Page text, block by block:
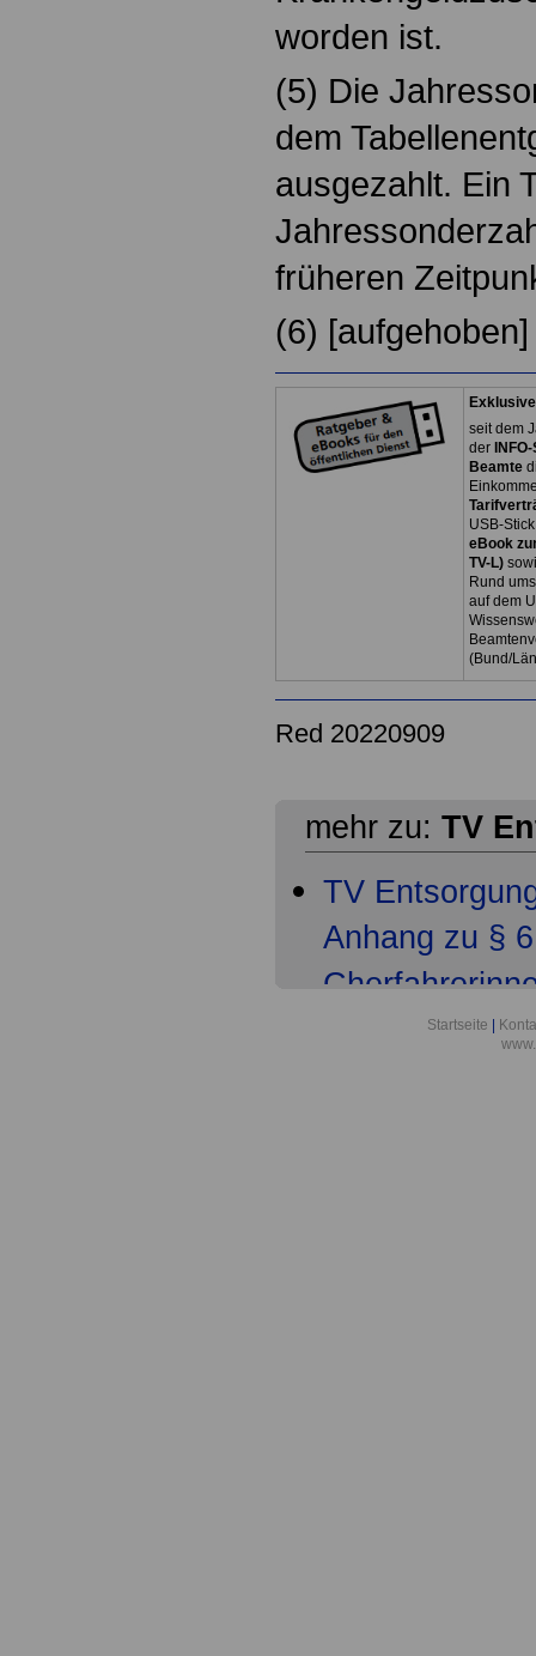
worden ist.
(5) Die
dem
ausgezahlt. Ein
früheren
(6) [aufgehoben]
seit dem
der
Beamte
USB-
eBook
TV-L)
Rund
auf dem
(Bund/
Red 20220909
mehr zu: TV
TV
Anhang zu §
TV Startseite